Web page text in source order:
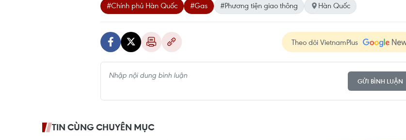
#Chính phủ Hàn Quốc #Gas #Phương tiện giao thông Hàn Quốc
Theo dõi VietnamPlus
GỬI BÌNH LUẬN
TIN CÙNG CHUYÊN MỤC